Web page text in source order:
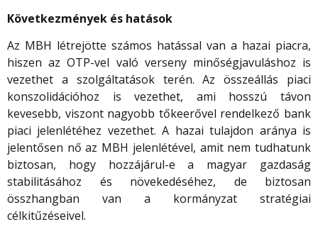
Következmények és hatások
Az MBH létrejötte számos hatással van a hazai piacra,
hiszen az OTP-vel való verseny minőségjavuláshoz is
vezethet a szolgáltatások terén. Az összeállás piaci
konszolidációhoz is vezethet, ami hosszú távon
kevesebb, viszont nagyobb tőkeerővel rendelkező bank
piaci jelenlétéhez vezethet. A hazai tulajdon aránya is
jelentősen nő az MBH jelenlétével, amit nem tudhatunk
biztosan, hogy hozzájárul-e a magyar gazdaság
stabilitásához és növekedéséhez, de biztosan
összhangban van a kormányzat stratégiai
célkitűzéseivel.